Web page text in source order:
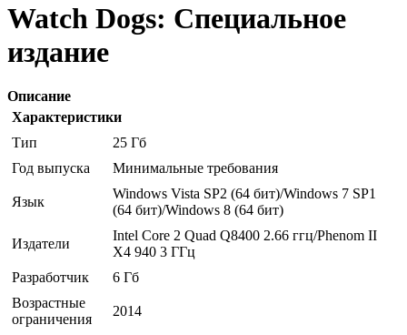
Watch Dogs: Специальное
издание
Описание
Характеристики
Тип
25 Гб
Год выпуска
Минимальные требования
Язык
Windows Vista SP2 (64 бит)/Windows 7 SP1
(64 бит)/Windows 8 (64 бит)
Издатели
Intel Core 2 Quad Q8400 2.66 ггц/Phenom II
X4 940 3 ГГц
Разработчик
6 Гб
Возрастные
ограничения
2014